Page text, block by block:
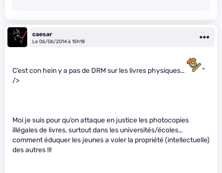
caesar
Le 06/06/2014 à 15h18
C’est con hein y a pas de DRM sur les livres physiques…
"
/>
Moi je suis pour qu’on attaque en justice les photocopies
illégales de livres, surtout dans les universités/écoles…
comment éduquer les jeunes a voler la propriété (intellectuelle)
des autres !!!